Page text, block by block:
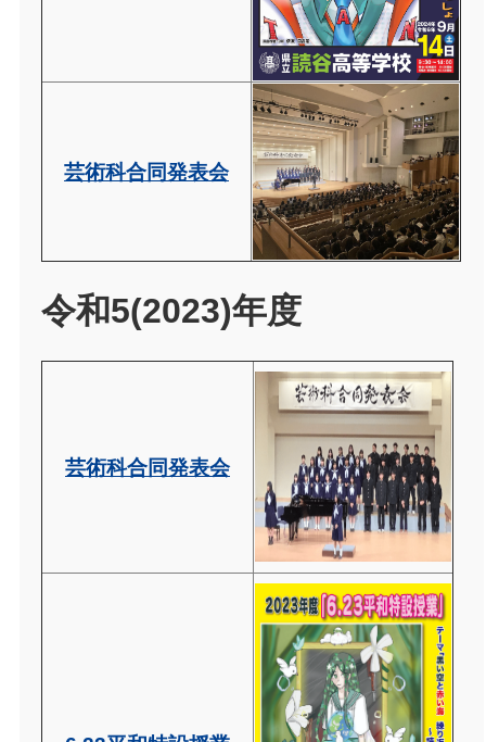
芸術科合同発表会
令和5(2023)年度
芸術科合同発表会